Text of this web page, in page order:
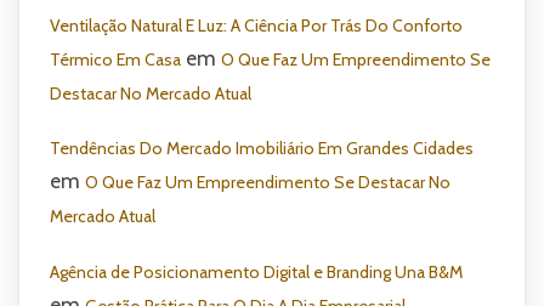
Ventilação Natural E Luz: A Ciência Por Trás Do Conforto
Térmico Em Casa em O Que Faz Um Empreendimento Se
Destacar No Mercado Atual
Tendências Do Mercado Imobiliário Em Grandes Cidades
em O Que Faz Um Empreendimento Se Destacar No
Mercado Atual
Agência de Posicionamento Digital e Branding Una B&M